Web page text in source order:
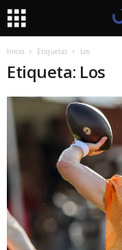
Inicio Etiquetas Los
Etiqueta: Los